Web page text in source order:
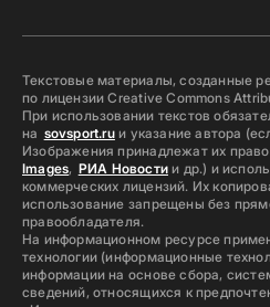
Текстовые материалы, созданные
по лицензии Creative Commons
При использовании текстов
на sovsport.ruи указание автора
Изображения принадлежат их
Images, РИА Новостии др.) и
коммерческих лицензий. Их
использование запрещены без
правообладателя.
На информационном ресурсе
технологии (информационные
информации на основе сбора,
сведений, относящихся к